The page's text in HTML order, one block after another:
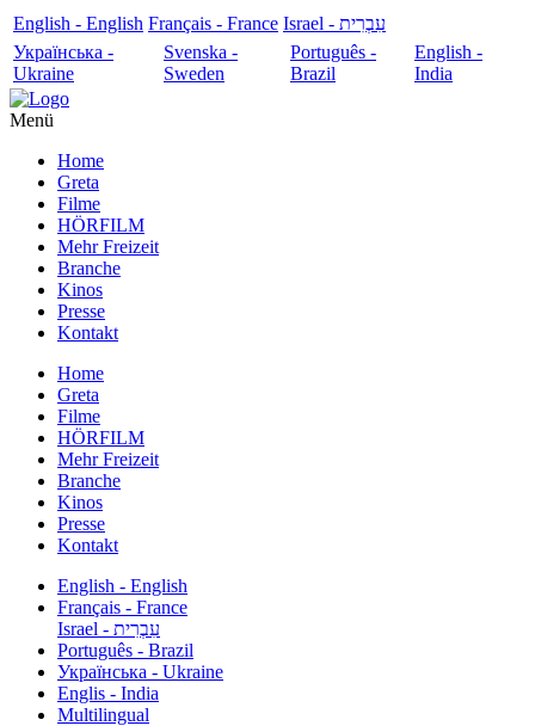
English - English Français - France
עִבְרִית - Israel
Українська -
Ukraine
Svenska -
Sweden
Português -
Brazil
English -
India
Menü
Home
Greta
Filme
HÖRFILM
Mehr Freizeit
Branche
Kinos
Presse
Kontakt
Home
Greta
Filme
HÖRFILM
Mehr Freizeit
Branche
Kinos
Presse
Kontakt
English - English
Français - France
עִבְרִית - Israel
Português - Brazil
Українська - Ukraine
Englis - India
Multilingual